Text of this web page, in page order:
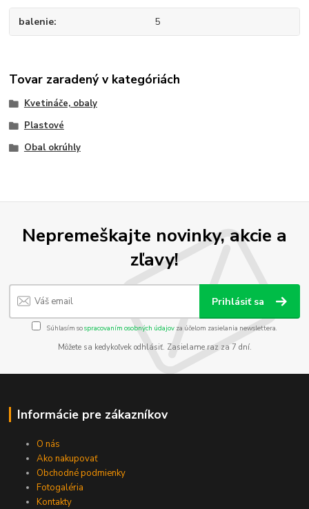
balenie 5
Tovar zaradený v kategóriách
Kvetináče, obaly
Plastové
Obal okrúhly
Nepremeškajte novinky, akcie a
zľavy!
Prihlásiť sa
Súhlasím sospracovaním osobných údajov za účelom zasielania newslettera.
Môžete sa kedykoľvek odhlásiť. Zasielame raz za 7 dní.
Informácie pre zákazníkov
O nás
Ako nakupovať
Obchodné podmienky
Fotogaléria
Kontakty